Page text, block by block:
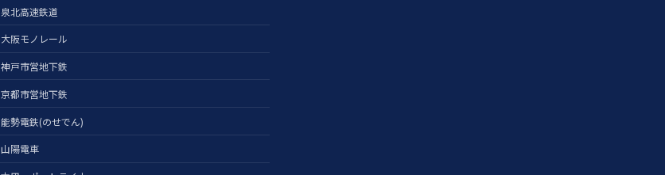
泉北高速鉄道
大阪モノレール
神戸市営地下鉄
京都市営地下鉄
能勢電鉄(のせでん)
山陽電車